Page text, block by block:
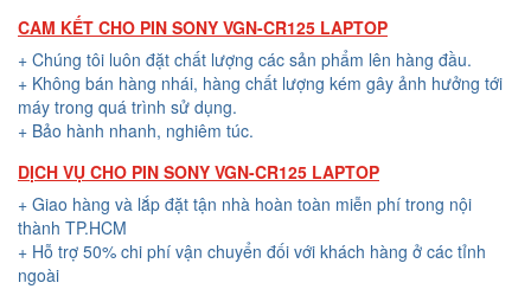
CAM KẾT CHO PIN SONY VGN-CR125 LAPTOP
+ Chúng tôi luôn đặt chất lượng các sản phẩm lên hàng đầu.
+ Không bán hàng nhái, hàng chất lượng kém gây ảnh hưởng tới
máy trong quá trình sử dụng.
+ Bảo hành nhanh, nghiêm túc.
DỊCH VỤ CHO PIN SONY VGN-CR125 LAPTOP
+ Giao hàng và lắp đặt tận nhà hoàn toàn miễn phí trong nội
thành TP.HCM
+ Hỗ trợ 50% chi phí vận chuyển đối với khách hàng ở các tỉnh
ngoài